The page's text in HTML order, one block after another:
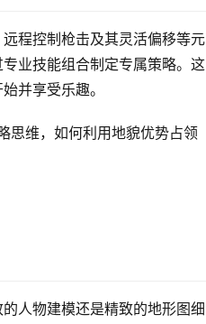
程控制枪击及其灵活偏移等元
业技能组合制定专属策略。这
并享受乐趣。
思维，如何利用地貌优势占领
人物建模还是精致的地形图细